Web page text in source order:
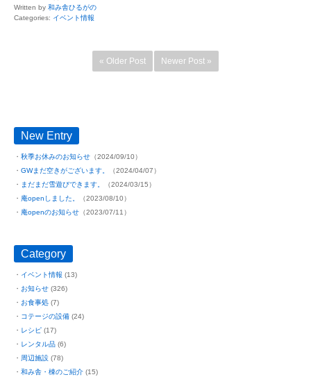
Written by 和み舎ひるがの
Categories: イベント情報
« Older Post Newer Post »
New Entry
秋季お休みのお知らせ （2024/09/10）
GWまだ空きがございます。
（2024/04/07）
まだまだ雪遊びできます。
（2024/03/15）
庵openしました。
（2023/08/10）
庵openのお知らせ （2023/07/11）
Category
イベント情報 (13)
お知らせ (326)
お食事処 (7)
コテージの設備 (24)
レシピ (17)
レンタル品 (6)
周辺施設 (78)
和み舎・棟のご紹介 (15)